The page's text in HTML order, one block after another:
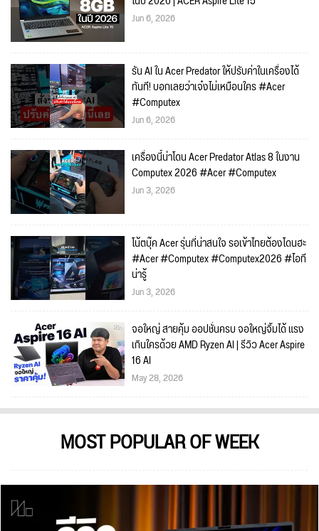
Jun 6, 2026
รัน AI ใน Acer Predator ให้ปรับค่าในเครื่องได้
ทันที! บอกเลยว่าเจ๋งไม่เหมือนใคร #Acer
#Computex
Jun 6, 2026
เครื่องนี้น่าโดน Acer Predator Atlas 8 ในงาน
Computex 2026 #Acer #Computex
Jun 3, 2026
โน้ตบุ๊ค Acer รุ่นที่น่าสนใจ รอเข้าไทยต้องโดนฮะ
#Acer #Computex #Computex2026 #ไอที
น่ารู้
Jun 3, 2026
จอใหญ่ สายคุ้ม ออปชั่นครบ จอใหญ่จิ้มได้ แรง
เกินใครด้วย AMD Ryzen AI | รีวิว Acer Aspire
16 AI
May 28, 2026
MOST POPULAR OF WEEK